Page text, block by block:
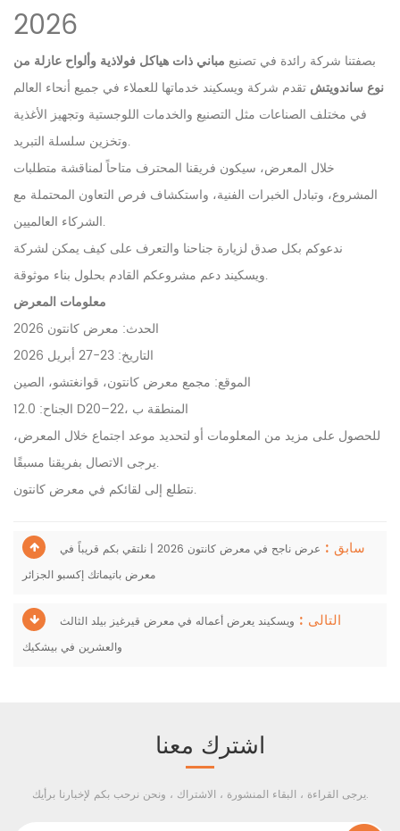
2026
بصفتنا شركة رائدة في تصنيع مباني ذات هياكل فولاذية وألواح عازلة من
نوع ساندويتش تقدم شركة ويسكيند خدماتها للعملاء في جميع أنحاء العالم
في مختلف الصناعات مثل التصنيع والخدمات اللوجستية وتجهيز الأغذية
وتخزين سلسلة التبريد.
خلال المعرض، سيكون فريقنا المحترف متاحاً لمناقشة متطلبات
المشروع، وتبادل الخبرات الفنية، واستكشاف فرص التعاون المحتملة مع
الشركاء العالميين.
ندعوكم بكل صدق لزيارة جناحنا والتعرف على كيف يمكن لشركة
ويسكيند دعم مشروعكم القادم بحلول بناء موثوقة.
معلومات المعرض
الحدث: معرض كانتون 2026
التاريخ: 23-27 أبريل 2026
الموقع: مجمع معرض كانتون، قوانغتشو، الصين
الجناح: 12.0 D20–22، المنطقة ب
للحصول على مزيد من المعلومات أو لتحديد موعد اجتماع خلال المعرض،
يرجى الاتصال بفريقنا مسبقًا.
نتطلع إلى لقائكم في معرض كانتون.
سابق : عرض ناجح في معرض كانتون 2026 | نلتقي بكم قريباً في
معرض باتيماتك إكسبو الجزائر
التالى : ويسكيند يعرض أعماله في معرض قيرغيز بيلد الثالث
والعشرين في بيشكيك
اشترك معنا
يرجى القراءة ، البقاء المنشورة ، الاشتراك ، ونحن نرحب بكم لإخبارنا برأيك.